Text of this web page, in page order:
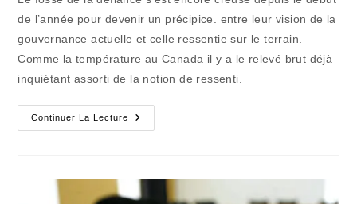
de l’année pour devenir un précipice. entre leur vision de la
gouvernance actuelle et celle ressentie sur le terrain.
Comme la température au Canada il y a le relevé brut déjà
inquiétant assorti de la notion de ressenti.
Continuer La Lecture
Le
Mépris
Danger
Pour